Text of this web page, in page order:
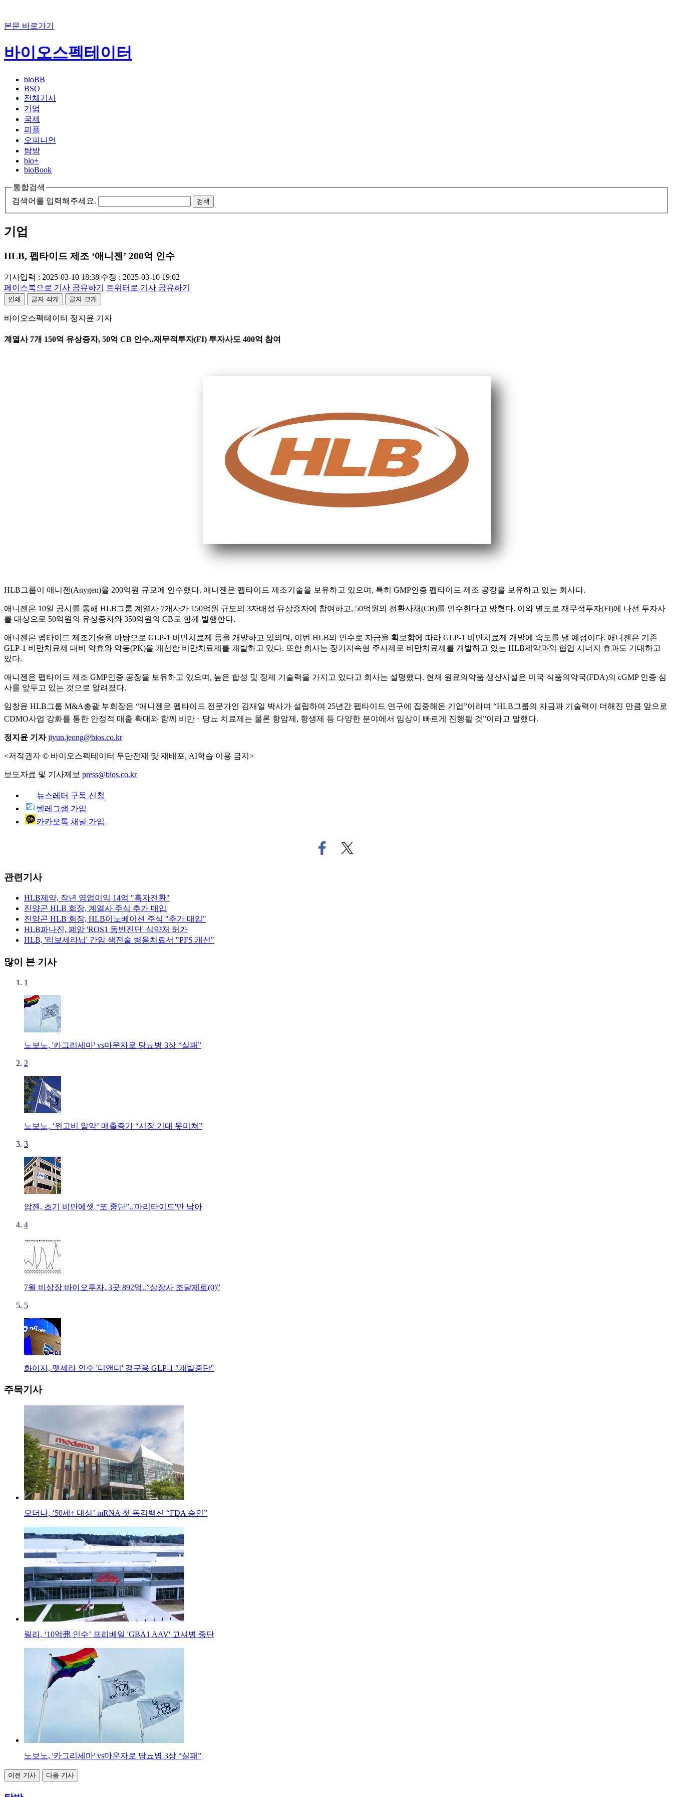
본문 바로가기
바이오스펙테이터
bioBB
BSO
전체기사
기업
국제
피플
오피니언
탐방
bio+
bioBook
통합검색
검색어를 입력해주세요.
검색
기업
HLB, 펩타이드 제조 ‘애니젠’ 200억 인수
기사입력 : 2025-03-10 18:38|수정 : 2025-03-10 19:02
페이스북으로 기사 공유하기
트위터로 기사 공유하기
인쇄 글자 작게 글자 크게
바이오스펙테이터 정지윤 기자
계열사 7개 150억 유상증자, 50억 CB 인수..재무적투자(FI) 투자사도 400억 참여
HLB그룹이 애니젠(Anygen)을 200억원 규모에 인수했다. 애니젠은 펩타이드 제조기술을 보유하고 있으며, 특히 GMP인증 펩타이드 제조 공장을 보유하고 있는 회사다.
애니젠은 10일 공시를 통해 HLB그룹 계열사 7개사가 150억원 규모의 3자배정 유상증자에 참여하고, 50억원의 전환사채(CB)를 인수한다고 밝혔다. 이와 별도로 재무적투자(FI)에 나선 투자사
를 대상으로 50억원의 유상증자와 350억원의 CB도 함께 발행한다.
애니젠은 펩타이드 제조기술을 바탕으로 GLP-1 비만치료제 등을 개발하고 있의며, 이번 HLB의 인수로 자금을 확보함에 따라 GLP-1 비만치료제 개발에 속도를 낼 예정이다. 애니젠은 기존
GLP-1 비만치료제 대비 약효와 약동(PK)을 개선한 비만치료제를 개발하고 있다. 또한 회사는 장기지속형 주사제로 비만치료제를 개발하고 있는 HLB제약과의 협업 시너지 효과도 기대하고
있다.
애니젠은 펩타이드 제조 GMP인증 공장을 보유하고 있으며, 높은 합성 및 정제 기술력을 가지고 있다고 회사는 설명했다. 현재 원료의약품 생산시설은 미국 식품의약국(FDA)의 cGMP 인증 심
사를 앞두고 있는 것으로 알려졌다.
임창윤 HLB그룹 M&A총괄 부회장은 “애니젠은 펩타이드 전문가인 김재일 박사가 설립하여 25년간 펩타이드 연구에 집중해온 기업”이라며 “HLB그룹의 자금과 기술력이 더해진 만큼 앞으로
CDMO사업 강화를 통한 안정적 매출 확대와 함께 비만ᆞ당뇨 치료제는 물론 항암제, 항생제 등 다양한 분야에서 임상이 빠르게 진행될 것”이라고 말했다.
정지윤 기자 jiyun.jeong@bios.co.kr
<저작권자 © 바이오스펙테이터 무단전재 및 재배포, AI학습 이용 금지>
보도자료 및 기사제보 press@bios.co.kr
뉴스레터 구독 신청
텔레그램 가입
카카오톡 채널 가입
페
이
트
위
관련기사
HLB제약, 작년 영업이익 14억 "흑자전환"
진양곤 HLB 회장, 계열사 주식 추가 매입
진양곤 HLB 회장, HLB이노베이션 주식 "추가 매입"
HLB파나진, 폐암 'ROS1 동반진단' 식약처 허가
HLB, '리보세라닙' 간암 색전술 병용치료서 "PFS 개선"
많이 본 기사
1
노보노, '카그리세마' vs마운자로 당뇨병 3상 “실패”
2
노보노, ‘위고비 알약’ 매출증가 “시장 기대 못미쳐”
3
암젠, 초기 비만에셋 “또 중단”..'마리타이드'만 남아
4
7월 비상장 바이오투자, 3곳 892억..”상장사 조달제로(0)”
5
화이자, 멧세라 인수 '디앤디' 경구용 GLP-1 "개발중단"
주목기사
모더나, ‘50세↑ 대상’ mRNA 첫 독감백신 “FDA 승인”
릴리, ‘10억弗 인수’ 프리베일 'GBA1 AAV' 고셔병 중단
노보노, '카그리세마' vs마운자로 당뇨병 3상 “실패”
이전 기사 다음 기사